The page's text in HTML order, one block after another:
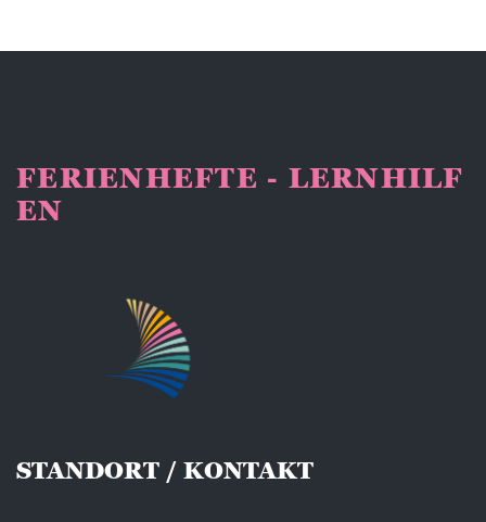
FERIENHEFTE - LERNHILF
EN
STANDORT / KONTAKT